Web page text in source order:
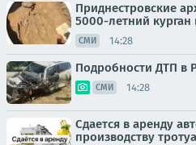
Приднестровские
5000-летний
СМИ 14:28
Подробности ДТП в
СМИ 14:28
Сдается в аренду
производству